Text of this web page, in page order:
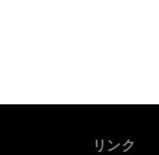
リンク